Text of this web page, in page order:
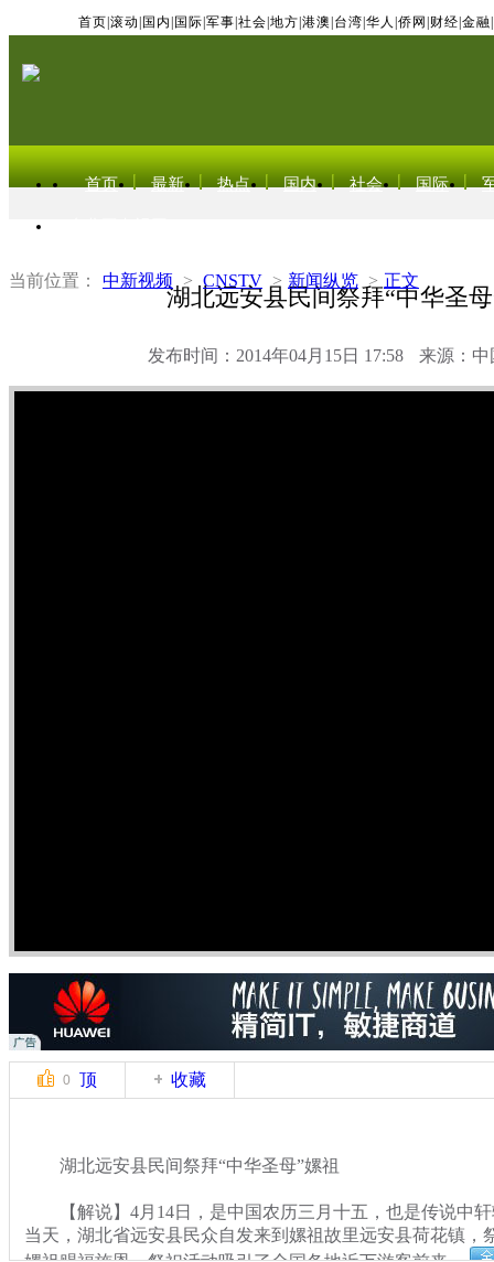
首页 滚动 国内 国际 军事 社会 地方 港澳 台湾 华人 侨网 财经 金融
首页 最新 热点 国内 社会 国际
当前位置： 中新视频 > CNSTV > 新闻纵览 > 正文
湖北远安县民间祭拜“中华圣
发布时间：2014年04月15日 17:58 来源：中
0 顶 收藏
湖北远安县民间祭拜“中华圣母”嫘祖
【解说】4月14日，是中国农历三月十五，也是传说中轩
当天，湖北省远安县民众自发来到嫘祖故里远安县荷花镇，